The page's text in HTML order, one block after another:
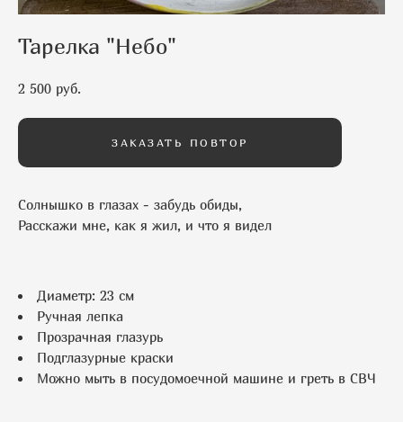
Тарелка "Небо"
2 500 pуб.
ЗАКАЗАТЬ ПОВТОР
Солнышко в глазах - забудь обиды,
Расскажи мне, как я жил, и что я видел
Диаметр: 23 см
Ручная лепка
Прозрачная глазурь
Подглазурные краски
Можно мыть в посудомоечной машине и греть в СВЧ